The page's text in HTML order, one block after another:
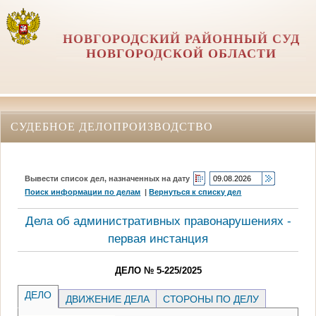
НОВГОРОДСКИЙ РАЙОННЫЙ СУД
НОВГОРОДСКОЙ ОБЛАСТИ
СУДЕБНОЕ ДЕЛОПРОИЗВОДСТВО
Вывести список дел, назначенных на дату
Поиск информации по делам |Вернуться к списку дел
Дела об административных правонарушениях -
первая инстанция
ДЕЛО № 5-225/2025
ДЕЛО ДВИЖЕНИЕ ДЕЛА СТОРОНЫ ПО ДЕЛУ